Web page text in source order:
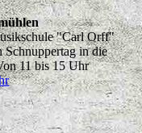
"Carl Orff"
Schnuppertag in die
11 bis 15 Uhr